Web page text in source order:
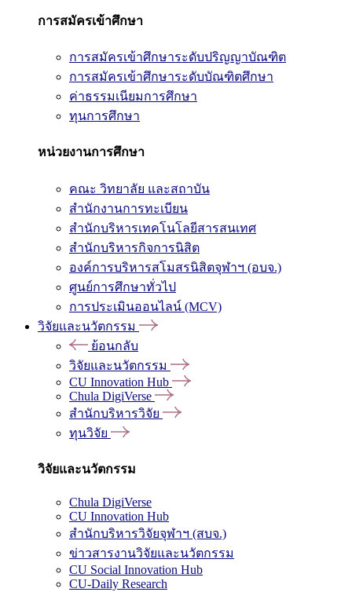
การสมัครเข้าศึกษา
การสมัครเข้าศึกษาระดับปริญญาบัณฑิต
การสมัครเข้าศึกษาระดับบัณฑิตศึกษา
ค่าธรรมเนียมการศึกษา
ทุนการศึกษา
หน่วยงานการศึกษา
คณะ วิทยาลัย และสถาบัน
สำนักงานการทะเบียน
สำนักบริหารเทคโนโลยีสารสนเทศ
สำนักบริหารกิจการนิสิต
องค์การบริหารสโมสรนิสิตจุฬาฯ (อบจ.)
ศูนย์การศึกษาทั่วไป
การประเมินออนไลน์ (MCV)
วิจัยและนวัตกรรม
ย้อนกลับ
วิจัยและนวัตกรรม
CU Innovation Hub
Chula DigiVerse
สำนักบริหารวิจัย
ทุนวิจัย
วิจัยและนวัตกรรม
Chula DigiVerse
CU Innovation Hub
สำนักบริหารวิจัยจุฬาฯ (สบจ.)
ข่าวสารงานวิจัยและนวัตกรรม
CU Social Innovation Hub
CU-Daily Research